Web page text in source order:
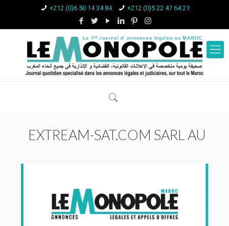
+212 (0)6 50 14 34 84 +212 (0)5 22 47 64 21
EXTREAM-SAT.COM SARL AU